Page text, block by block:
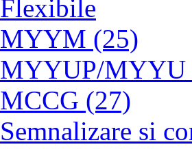
Flexibile
MYYM (25)
MYYUP/MYYU
MCCG (27)
Semnalizare si